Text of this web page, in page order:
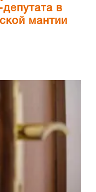
депутата в
мантии